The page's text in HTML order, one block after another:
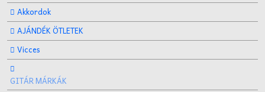
Akkordok
AJÁNDÉK ÖTLETEK
Vicces
GITÁR MÁRKÁK